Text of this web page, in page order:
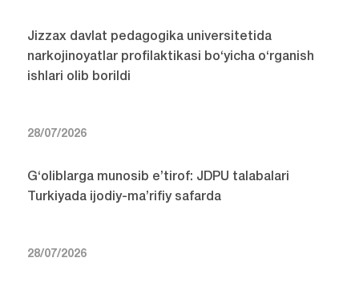
Jizzax davlat pedagogika universitetida
narkojinoyatlar profilaktikasi bo‘yicha o‘rganish
ishlari olib borildi
28/07/2026
G‘oliblarga munosib e’tirof: JDPU talabalari
Turkiyada ijodiy-ma’rifiy safarda
28/07/2026